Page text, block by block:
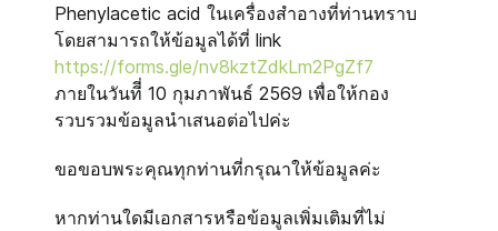
Phenylacetic acid ในเครื่องสำอางที่ท่านทราบ
โดยสามารถให้ข้อมูลได้ที่ link
https://forms.gle/nv8kztZdkLm2PgZf7
ภายในวันทีี่ 10 กุมภาพันธ์ 2569 เพื่อให้กอง
รวบรวมข้อมูลนำเสนอต่อไปค่ะ
ขอขอบพระคุณทุกท่านที่กรุณาให้ข้อมูลค่ะ
หากท่านใดมีเอกสารหรือข้อมูลเพิ่มเติมที่ไม่